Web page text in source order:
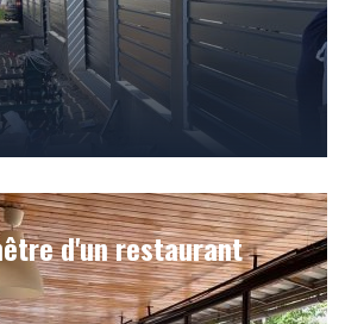
d'un restaurant